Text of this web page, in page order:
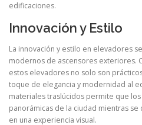
edificaciones.
Innovación y Estilo
La innovación y estilo en elevadores
modernos de ascensores exteriores.
estos elevadores no solo son
toque de elegancia y modernidad al
materiales traslúcidos permite que
panorámicas de la ciudad mientras
en una experiencia visual.